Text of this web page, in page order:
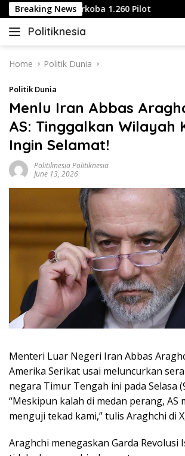
Skip
to
content
Breaking News
Tes Narkoba 1.260 Pilot
Politiknesia
Politiknesia.com
Home Politik Dunia
Politik Dunia
Menlu Iran Abbas
AS: Tinggalkan Wilayah
Ingin Selamat!
Politiknesia Politiknesia
June 13, 2026
Menteri Luar Negeri Iran Abbas
Amerika Serikat usai meluncurkan
negara Timur Tengah ini pada Selasa
“Meskipun kalah di medan perang, AS
menguji tekad kami,” tulis Araghchi di
Araghchi menegaskan Garda Revolusi